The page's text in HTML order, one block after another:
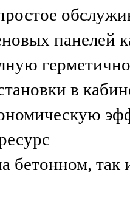
в
бетонном,